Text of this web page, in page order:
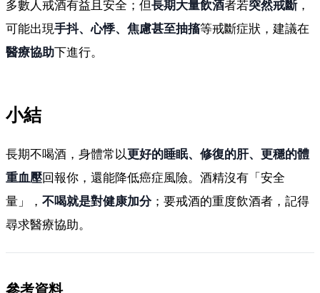
多數人戒酒有益且安全；但長期大量飲酒者若突然戒斷，
可能出現手抖、心悸、焦慮甚至抽搐等戒斷症狀，建議在
醫療協助下進行。
小結
長期不喝酒，身體常以更好的睡眠、修復的肝、更穩的體
重血壓回報你，還能降低癌症風險。酒精沒有「安全
量」， 不喝就是對健康加分 ；要戒酒的重度飲酒者，記得
尋求醫療協助。